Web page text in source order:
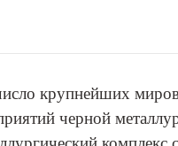
крупнейших
черной